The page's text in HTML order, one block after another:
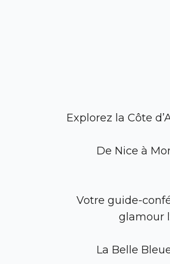
Explorez la Côte
De Nice à
Votre guide-
glamour
La Belle